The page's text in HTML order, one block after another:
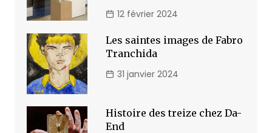
12 février 2024
Les saintes images de Fabro
Tranchida
31 janvier 2024
Histoire des treize chez Da-
End